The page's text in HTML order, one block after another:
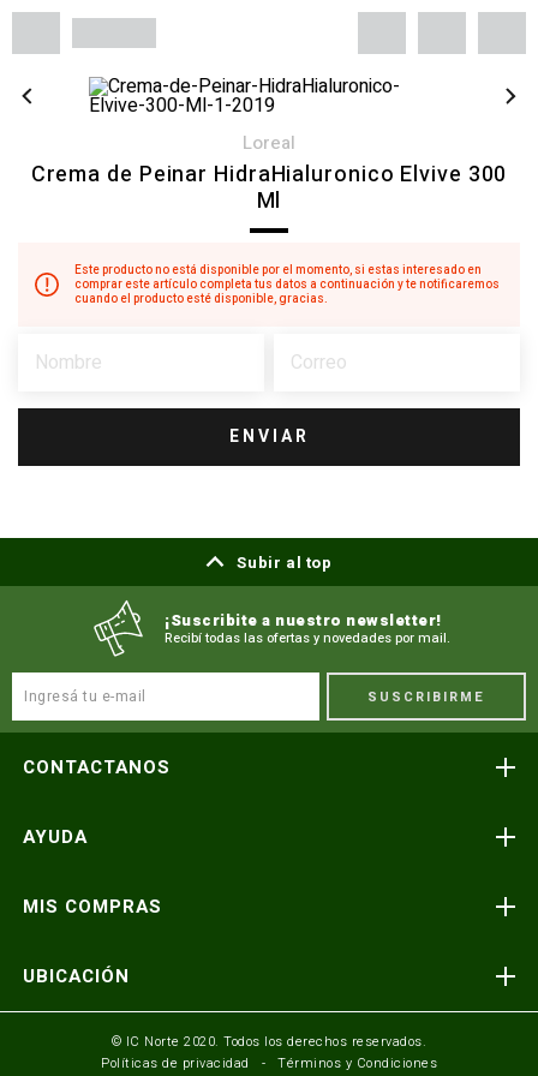
loreal
Crema de Peinar HidraHialuronico Elvive 300
Ml
Este producto no está disponible por el momento, si estas interesado en
comprar este artículo completa tus datos a continuación y te notificaremos
cuando el producto esté disponible, gracias.
ENVIAR
Subir al top
¡Suscribite a nuestro newsletter!
Recibí todas las ofertas y novedades por mail.
SUSCRIBIRME
CONTACTANOS
Atención telefónica
Consultas y reclamos
Seguinos en:
AYUDA
Preguntas frecuentes
Términos y condiciones
Formulario de contacto
Mundo IC Norte
MIS COMPRAS
Envíos y entregas
UBICACIÓN
Av. Busch y 3er Anillo Santa Cruz, Bolivia
© IC Norte 2020. Todos los derechos reservados.
Políticas de privacidad
Términos y Condiciones